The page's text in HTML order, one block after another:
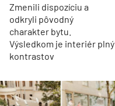
Zmenili dispozíciu a
odkryli pôvodný
charakter bytu.
Výsledkom je interiér plný
kontrastov